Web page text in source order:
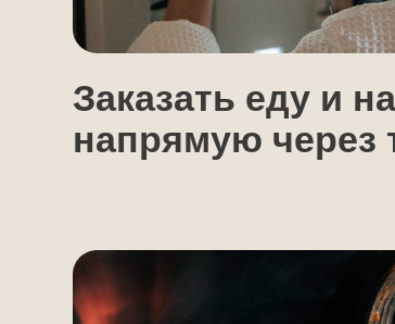
Заказать еду и
напрямую через